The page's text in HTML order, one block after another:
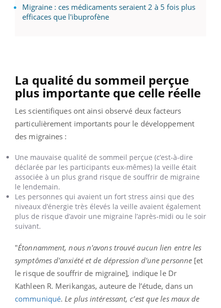
Migraine : ces médicaments seraient 2 à 5 fois plus
efficaces que l'ibuprofène
La qualité du sommeil perçue
plus importante que celle réelle
Les scientifiques ont ainsi observé deux facteurs
particulièrement importants pour le développement
des migraines :
Une mauvaise qualité de sommeil perçue (c’est-à-dire
déclarée par les participants eux-mêmes) la veille était
associée à un plus grand risque de souffrir de migraine
le lendemain.
Les personnes qui avaient un fort stress ainsi que des
niveaux d’énergie très élevés la veille avaient également
plus de risque d’avoir une migraine l’après-midi ou le soir
suivant.
"Étonnamment, nous n'avons trouvé aucun lien entre les
symptômes d'anxiété et de dépression d'une personne [et
le risque de souffrir de migraine], indique le Dr
Kathleen R. Merikangas, auteure de l’étude, dans un
communiqué. Le plus intéressant, c’est que les maux de